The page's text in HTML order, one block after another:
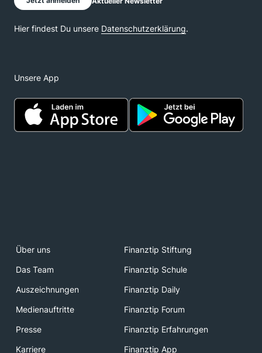
Unsere App
Über uns
Finanztip Stiftung
Das Team
Finanztip Schule
Auszeichnungen
Finanztip Daily
Medienauftritte
Finanztip Forum
Presse
Finanztip Erfahrungen
Karriere
Finanztip App